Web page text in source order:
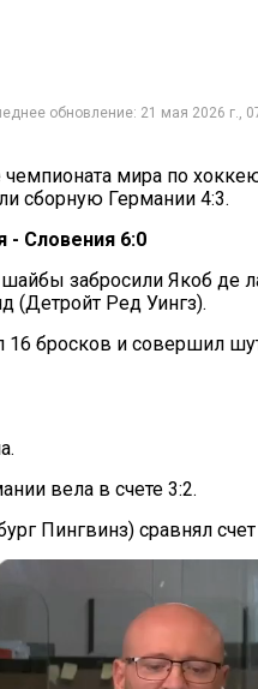
обновление: 21 мая 2026 г.,
чемпионата мира по
сборную Германии 4:3.
- Словения 6:0
забросили Якоб де
(Детройт Ред Уингз).
16 бросков и совершил
вела в счете 3:2.
Пингвинз) сравнял счет